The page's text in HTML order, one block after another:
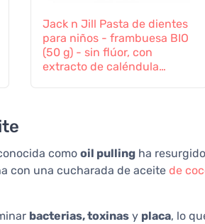
Jack n Jill Pasta de dientes
para niños - frambuesa BIO
(50 g) - sin flúor, con
extracto de caléndula
como oil pulling ha
con una cucharada de aceite de
bacterias, toxinas y placa, lo